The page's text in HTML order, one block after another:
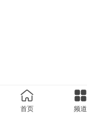
首页 频道